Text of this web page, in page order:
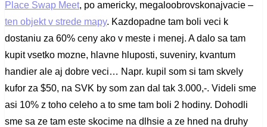
Place Swap Meet, po americky, megaloobrovskonajvacie –
ten objekt v strede mapy. Kazdopadne tam boli veci k
dostaniu za 60% ceny ako v meste i menej. A dalo sa tam
kupit vsetko mozne, hlavne hluposti, suveniry, kvantum
handier ale aj dobre veci… Napr. kupil som si tam skvely
kufor za $50, na SVK by som zan dal tak 3.000,-. Videli sme
asi 10% z toho celeho a to sme tam boli 2 hodiny. Dohodli
sme sa ze tam este skocime na dlhsie a ze hned na druhy